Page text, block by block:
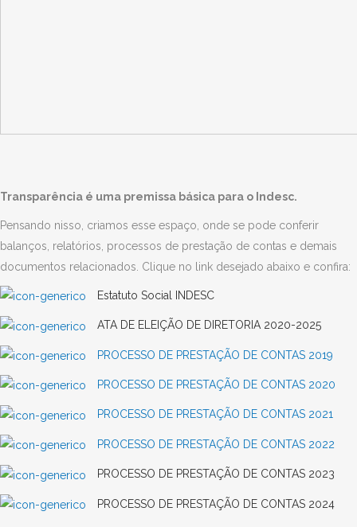
Transparência é uma premissa básica para o Indesc.
Pensando nisso, criamos esse espaço, onde se pode conferir
balanços, relatórios, processos de prestação de contas e demais
documentos relacionados. Clique no link desejado abaixo e confira:
Estatuto Social INDESC
ATA DE ELEIÇÃO DE DIRETORIA 2020-2025
PROCESSO DE PRESTAÇÃO DE CONTAS 2019
PROCESSO DE PRESTAÇÃO DE CONTAS 2020
PROCESSO DE PRESTAÇÃO DE CONTAS 2021
PROCESSO DE PRESTAÇÃO DE CONTAS 2022
PROCESSO DE PRESTAÇÃO DE CONTAS 2023
PROCESSO DE PRESTAÇÃO DE CONTAS 2024